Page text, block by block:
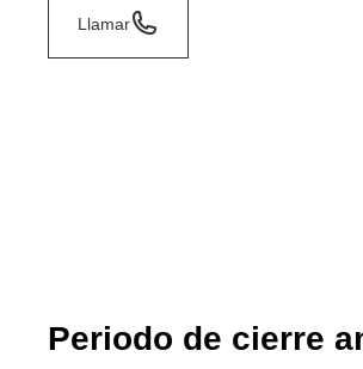
Llamar
Periodo de cierre